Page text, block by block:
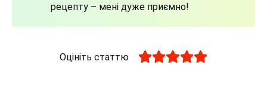
рецепту – мені дуже приємно!
Оцініть статтю